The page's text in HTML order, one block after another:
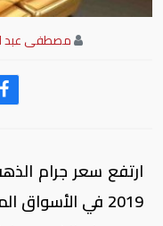
مصطفى عبد